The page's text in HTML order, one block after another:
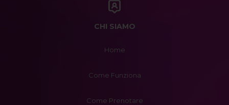
CHI SIAMO
Home
Come Funziona
Come Prenotare